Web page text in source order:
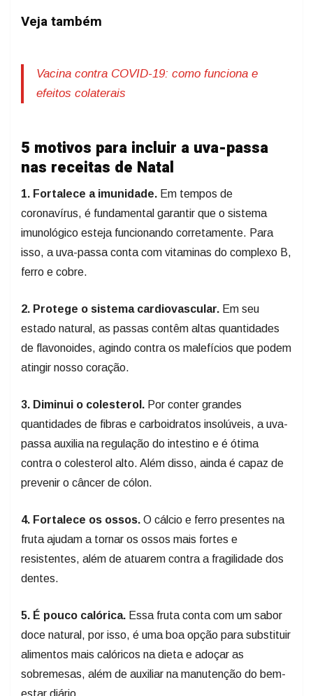
Veja também
Vacina contra COVID-19: como funciona e
efeitos colaterais
5 motivos para incluir a uva-passa
nas receitas de Natal
1. Fortalece a imunidade. Em tempos de
coronavírus, é fundamental garantir que o sistema
imunológico esteja funcionando corretamente. Para
isso, a uva-passa conta com vitaminas do complexo B,
ferro e cobre.
2. Protege o sistema cardiovascular. Em seu
estado natural, as passas contêm altas quantidades
de flavonoides, agindo contra os malefícios que podem
atingir nosso coração.
3. Diminui o colesterol. Por conter grandes
quantidades de fibras e carboidratos insolúveis, a uva-
passa auxilia na regulação do intestino e é ótima
contra o colesterol alto. Além disso, ainda é capaz de
prevenir o câncer de cólon.
4. Fortalece os ossos. O cálcio e ferro presentes na
fruta ajudam a tornar os ossos mais fortes e
resistentes, além de atuarem contra a fragilidade dos
dentes.
5. É pouco calórica. Essa fruta conta com um sabor
doce natural, por isso, é uma boa opção para substituir
alimentos mais calóricos na dieta e adoçar as
sobremesas, além de auxiliar na manutenção do bem-